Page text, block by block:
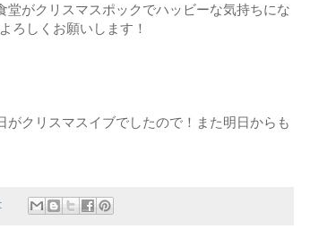
がクリスマスポックでハッビーな気持ちにな
ろしくお願いします！
クリスマスイブでしたので！また明日からも